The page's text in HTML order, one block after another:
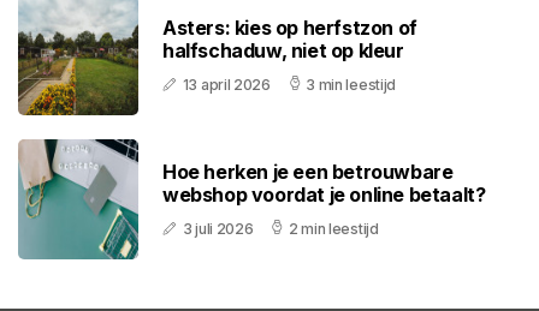
Asters: kies op herfstzon of
halfschaduw, niet op kleur
13 april 2026 3 min leestijd
Hoe herken je een betrouwbare
webshop voordat je online betaalt?
3 juli 2026 2 min leestijd